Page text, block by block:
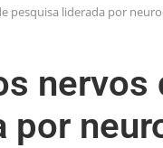
pesquisa liderada por
por